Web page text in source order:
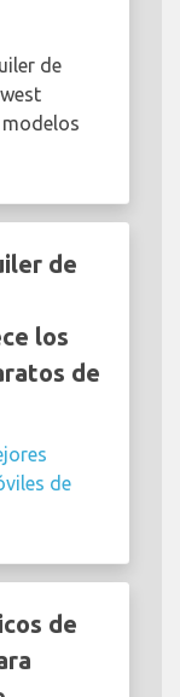
de
de
los
de
de
de